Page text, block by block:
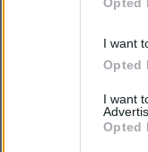
I want
Opted
I want
Opted